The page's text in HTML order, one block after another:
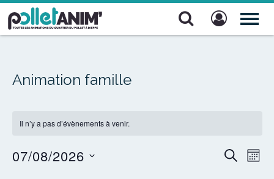
Pollet Anim'
Animation famille
Il n’y a pas d’évènements à venir.
MOIS
07/08/2026